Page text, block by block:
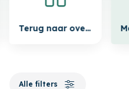
Terug naar overzicht
Alle filters